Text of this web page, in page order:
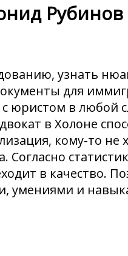
Рубинов
узнать
для
юристом в любой
в Холоне
кому-то не
в качество.
умениями и